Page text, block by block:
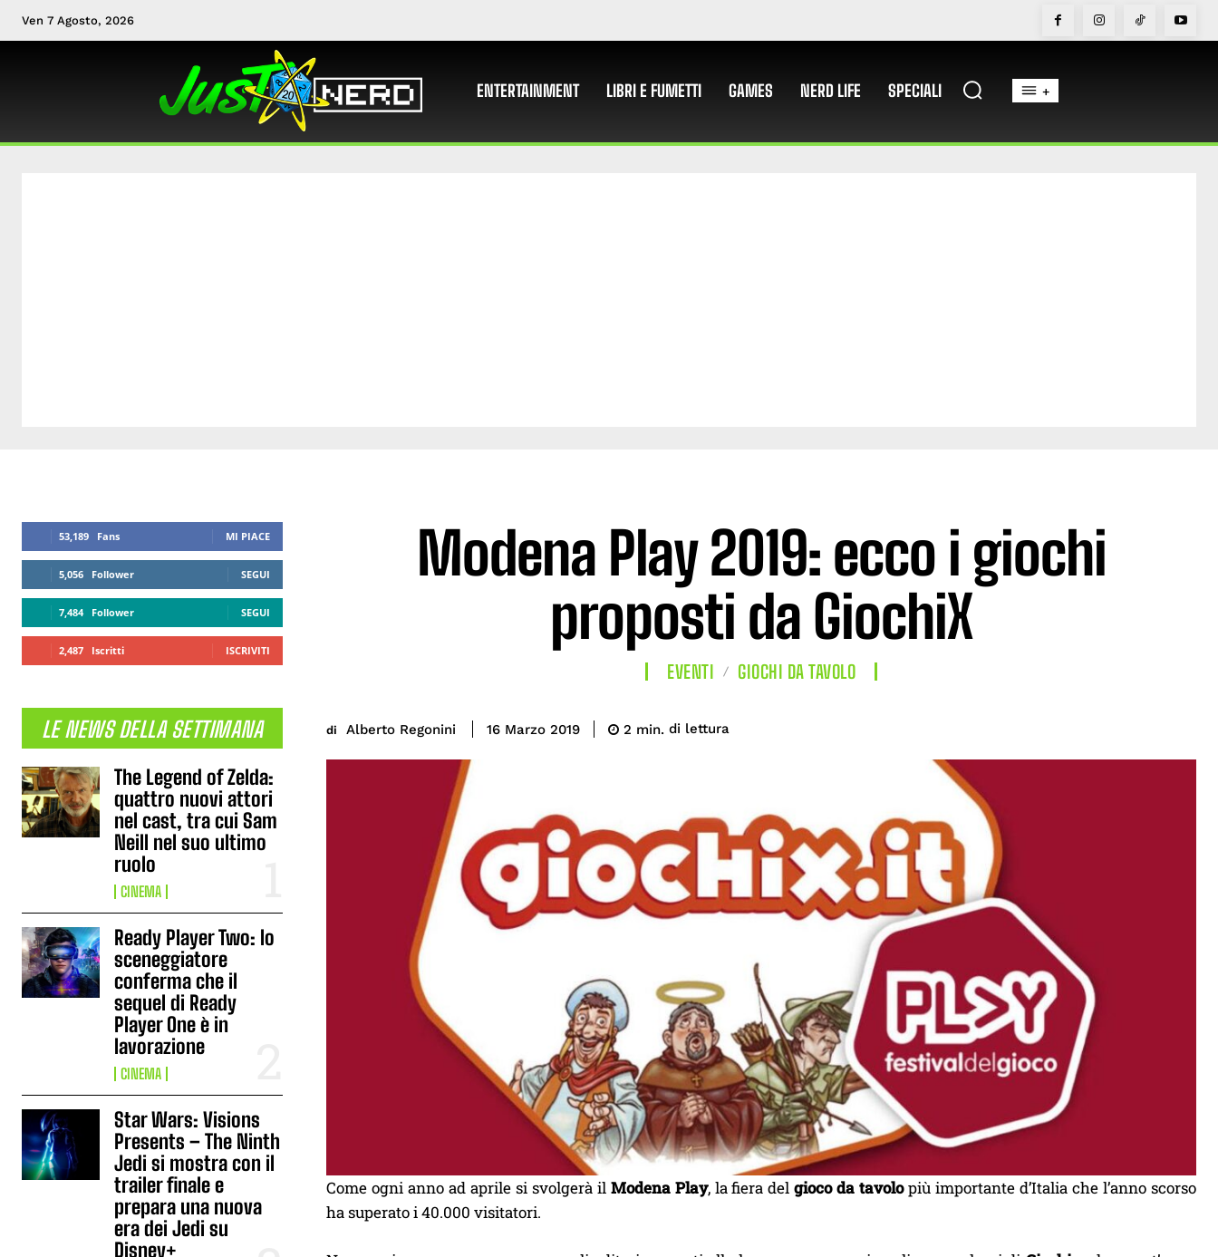
Ven 7 Agosto, 2026
ENTERTAINMENT LIBRI E FUMETTI GAMES NERD LIFE SPECIALI +
53,189 Fans MI PIACE
5,056 Follower SEGUI
7,484 Follower SEGUI
2,487 Iscritti ISCRIVITI
LE NEWS DELLA SETTIMANA
The Legend of Zelda:
quattro nuovi attori
nel cast, tra cui Sam
Neill nel suo ultimo
ruolo
CINEMA
Ready Player Two: lo
sceneggiatore
conferma che il
sequel di Ready
Player One è in
lavorazione
CINEMA
Star Wars: Visions
Presents – The Ninth
Jedi si mostra con il
trailer finale e
prepara una nuova
era dei Jedi su
Disney+
Modena Play 2019: ecco i giochi
proposti da GiochiX
EVENTI GIOCHI DA TAVOLO
di Alberto Regonini 16 Marzo 2019 2 min. di lettura
Come ogni anno ad aprile si svolgerà il Modena Play, la fiera delgioco da tavolopiù importante d’Italia che l’anno scorso
ha superato i 40.000 visitatori.